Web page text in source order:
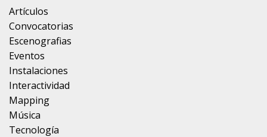
Artículos
Convocatorias
Escenografias
Eventos
Instalaciones
Interactividad
Mapping
Música
Tecnología